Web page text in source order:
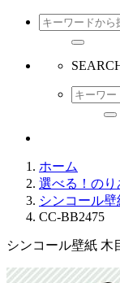
ホーム
選べる！の
シンコール壁
CC-BB2475
シンコール壁紙 木